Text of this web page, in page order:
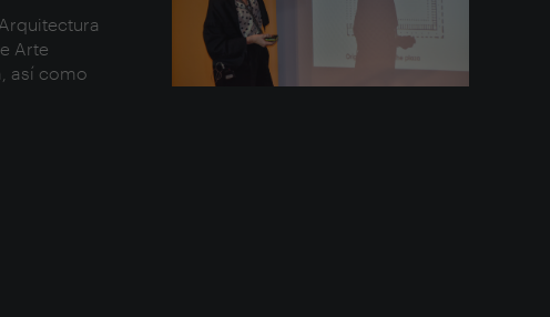
Arte
así como